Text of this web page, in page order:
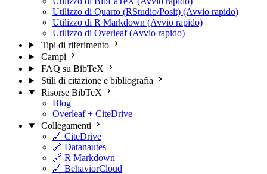
Utilizzo di Quarto (RStudio/Posit) (Avvio rapido)
Utilizzo di R Markdown (Avvio rapido)
Utilizzo di Overleaf (Avvio rapido)
Tipi di riferimento
Campi
FAQ su BibTeX
Stili di citazione e bibliografia
Risorse BibTeX
Blog
Overleaf + CiteDrive
Collegamenti
🔗 CiteDrive
🔗 Datanautes
🔗 R Markdown
🔗 BehaviorCloud